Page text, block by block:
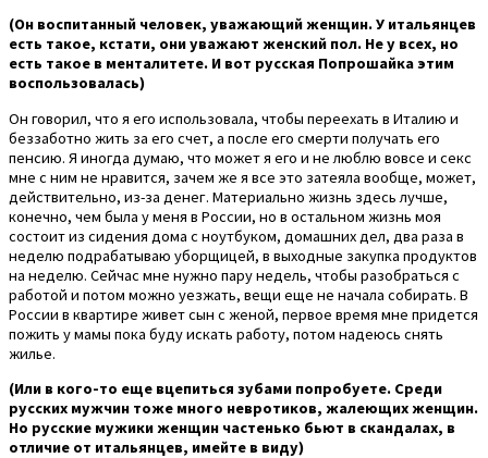
(Он воспитанный человек, уважающий женщин. У итальянцев
есть такое, кстати, они уважают женский пол. Не у всех, но
есть такое в менталитете. И вот русская Попрошайка этим
воспользовалась)
Он говорил, что я его использовала, чтобы переехать в Италию и
беззаботно жить за его счет, а после его смерти получать его
пенсию. Я иногда думаю, что может я его и не люблю вовсе и секс
мне с ним не нравится, зачем же я все это затеяла вообще, может,
действительно, из-за денег. Материально жизнь здесь лучше,
конечно, чем была у меня в России, но в остальном жизнь моя
состоит из сидения дома с ноутбуком, домашних дел, два раза в
неделю подрабатываю уборщицей, в выходные закупка продуктов
на неделю. Сейчас мне нужно пару недель, чтобы разобраться с
работой и потом можно уезжать, вещи еще не начала собирать. В
России в квартире живет сын с женой, первое время мне придется
пожить у мамы пока буду искать работу, потом надеюсь снять
жилье.
(Или в кого-то еще вцепиться зубами попробуете. Среди
русских мужчин тоже много невротиков, жалеющих женщин.
Но русские мужики женщин частенько бьют в скандалах, в
отличие от итальянцев, имейте в виду)